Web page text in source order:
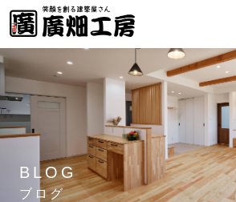
BLOG
ブログ